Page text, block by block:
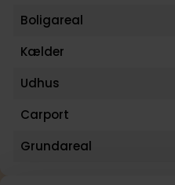
Boligareal
Kælder
Udhus
Carport
Grundareal